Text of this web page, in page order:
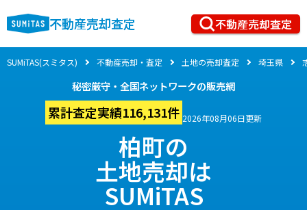
不動産売却査定 不動産売却査定
SUMiTAS(スミタス) 不動産売却・査定 土地の売却査定 埼玉県
秘密厳守・全国ネットワークの販売網
累計査定実績116,131件 2026年08月06日更新
柏町の
土地売却は
SUMiTAS